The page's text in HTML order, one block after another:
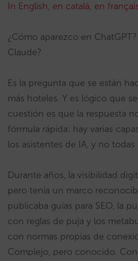
In English, en català, en
¿Cómo aparezco en
Claude?
Es la pregunta que se están
más hoteles. Y es lógico que
cuestión es que la respuesta
fórmula rápida: hay varias
los asistentes de IA, y no
Durante años, la visibilidad
pero tenía un marco
publicaba guías para SEO, la
con reglas de puja y los
con normas propias de
Complejo, pero conocido.